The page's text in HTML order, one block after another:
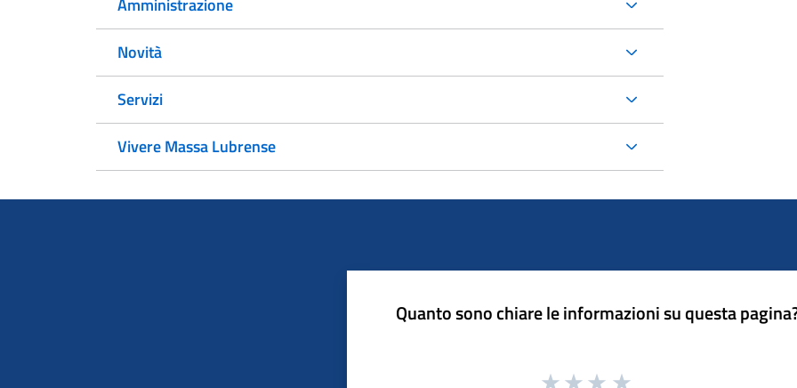
Amministrazione
Novità
Servizi
Vivere Massa Lubrense
Quanto sono chiare le informazioni su questa